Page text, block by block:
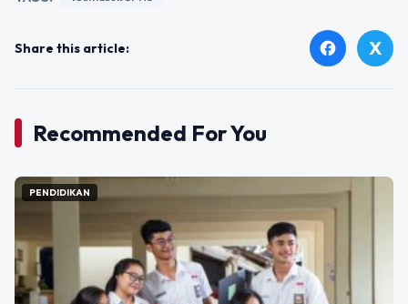
Share this article: facebook X
Recommended For You
PENDIDIKAN